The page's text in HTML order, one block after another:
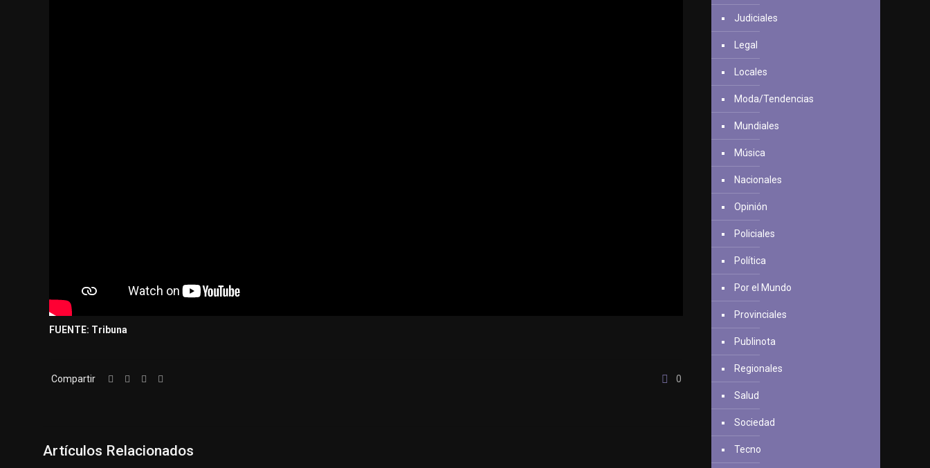
FUENTE: Tribuna
Compartir 0
Artículos Relacionados
Judiciales
Legal
Locales
Moda/Tendencias
Mundiales
Música
Nacionales
Opinión
Policiales
Política
Por el Mundo
Provinciales
Publinota
Regionales
Salud
Sociedad
Tecno